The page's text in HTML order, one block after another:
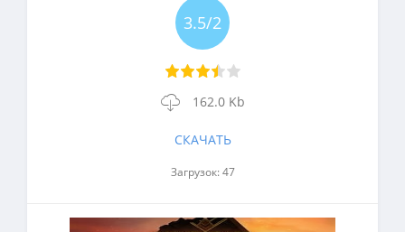
3.5/2
162.0 Kb
СКАЧАТЬ
Загрузок: 47